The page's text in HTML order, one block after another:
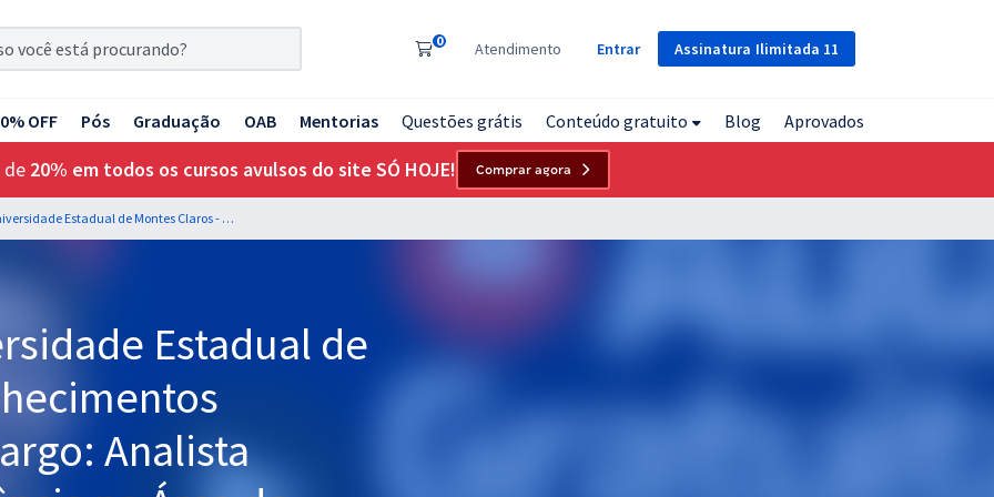
Assinatura Ilimitada 11
0 Atendimento Entrar
OFF Pós Graduação OAB Mentorias Questões grátis Conteúdo gratuito Blog Aprovados
de 20% em todos os cursos avulsos do site SÓ HOJE! Comprar agora
UNIMONTES - Universidade Estadual de Montes Claros - Conhecimentos Específicos para o Cargo: Analista Universitário Assistência na Área de Contabilidade Pública e Auditoria (Módulo Especial) (Pré-edital)
Estadual de
Analista